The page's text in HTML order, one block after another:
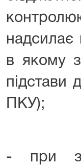
надсилає
в якому
підстави
ПКУ);
- при